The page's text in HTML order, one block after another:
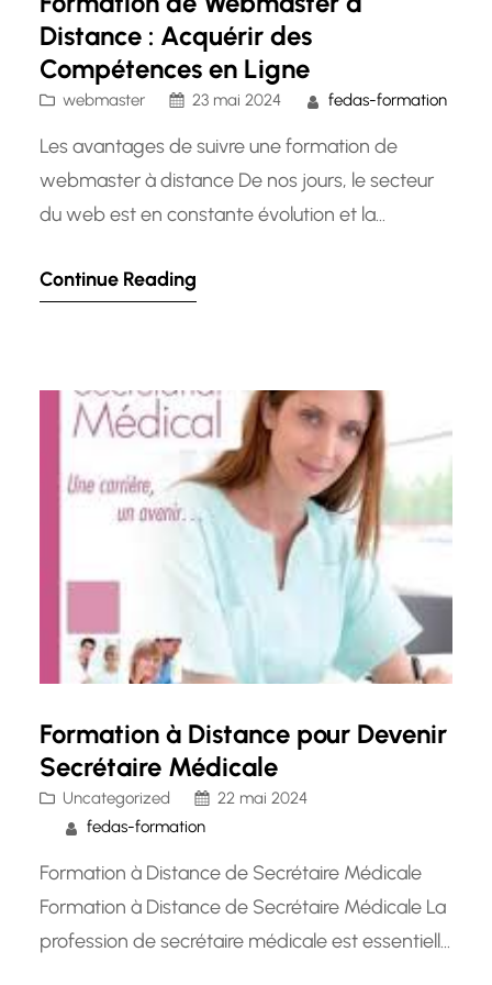
Distance : Acquérir des
Compétences en Ligne
webmaster 23 mai 2024 fedas-formation
Les avantages de suivre une formation de
webmaster à distance De nos jours, le secteur
du web est en constante évolution et la
domaine du web design et de la gestion de
nombreuses personnes choisissent de suivre…
Continue Reading
Formation à Distance pour Devenir
Secrétaire Médicale
Uncategorized
22 mai 2024
fedas-formation
Formation à Distance de Secrétaire Médicale
Formation à Distance de Secrétaire Médicale La
profession de secrétaire médicale est essentielle